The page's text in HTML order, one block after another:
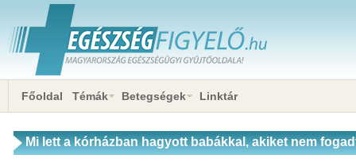
Főoldal Témák Betegségek Linktár
Mi lett a kórházban hagyott babákkal, akiket nem